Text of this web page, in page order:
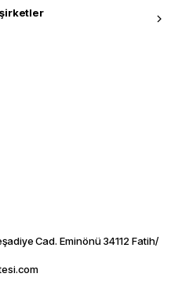
şirketler
Cad. Eminönü 34112 Fatih/